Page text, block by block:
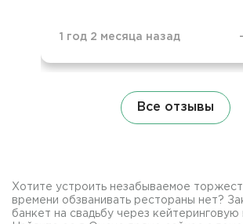
1 год 2 месяца назад -
Все отзывы
Хотите устроить незабываемое
времени обзванивать рестораны нет?
банкет на свадьбу через кейтеринговую